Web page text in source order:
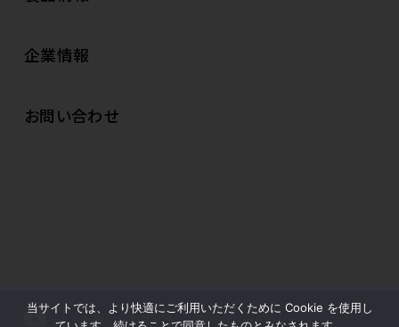
企業情報
お問い合わせ
お問い合わせ プライバシーポリシー
当サイトでは、より快適にご利用いただくために Cookie を使用し